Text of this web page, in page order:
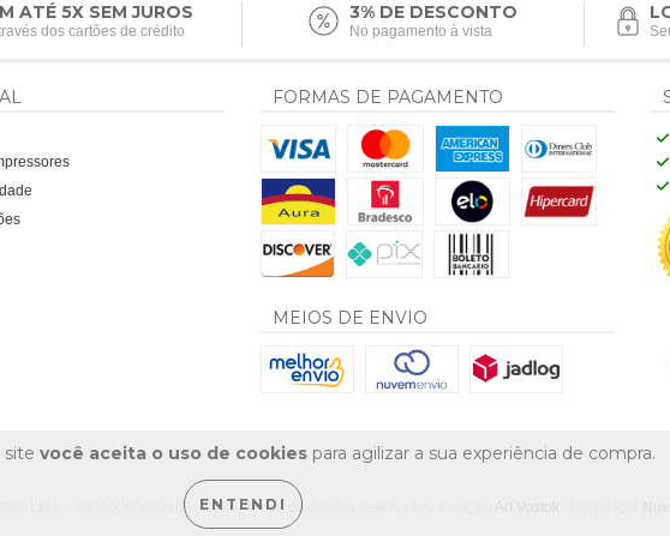
site você aceita o uso de cookies para agilizar a sua experiência de compra.
ENTENDI
ATÉ 5X SEM JUROS
dos cartões de crédito
3% DE DESCONTO
No pagamento à vista
FORMAS DE PAGAMENTO
MEIOS DE ENVIO
Ltda. - 00200069000169 - 2026. Todos os direitos reservados. Criação